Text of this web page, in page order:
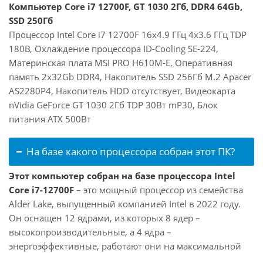
Компьютер Core i7 12700F, GT 1030 2Гб, DDR4 64Gb,
SSD 250Гб
Процессор Intel Core i7 12700F 16x4.9 ГГц 4x3.6 ГГц TDP
180В, Охлаждение процессора ID-Cooling SE-224,
Материнская плата MSI PRO H610M-E, Оперативная
память 2x32Gb DDR4, Накопитель SSD 256Гб M.2 Apacer
AS2280P4, Накопитель HDD отсутствует, Видеокарта
nVidia GeForce GT 1030 2Гб TDP 30Вт mP30, Блок
питания ATX 500Вт
На базе какого процессора собран этот ПК?
Этот компьютер собран на базе процессора Intel
Core i7-12700F – это мощный процессор из семейства
Alder Lake, выпущенный компанией Intel в 2022 году.
Он оснащен 12 ядрами, из которых 8 ядер –
высокопроизводительные, а 4 ядра –
энергоэффективные, работают они на максимальной